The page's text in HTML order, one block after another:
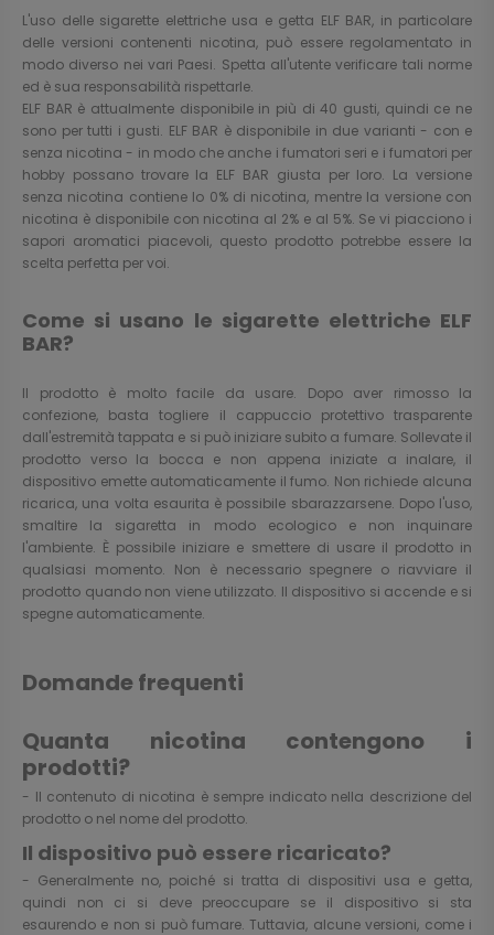
L'uso delle sigarette elettriche usa e getta ELF BAR, in particolare
delle versioni contenenti nicotina, può essere regolamentato in
modo diverso nei vari Paesi. Spetta all'utente verificare tali norme
ed è sua responsabilità rispettarle.
ELF BAR è attualmente disponibile in più di 40 gusti, quindi ce ne
sono per tutti i gusti. ELF BAR è disponibile in due varianti - con e
senza nicotina - in modo che anche i fumatori seri e i fumatori per
hobby possano trovare la ELF BAR giusta per loro. La versione
senza nicotina contiene lo 0% di nicotina, mentre la versione con
nicotina è disponibile con nicotina al 2% e al 5%. Se vi piacciono i
sapori aromatici piacevoli, questo prodotto potrebbe essere la
scelta perfetta per voi.
Come si usano le sigarette elettriche ELF
BAR?
Il prodotto è molto facile da usare. Dopo aver rimosso la
confezione, basta togliere il cappuccio protettivo trasparente
dall'estremità tappata e si può iniziare subito a fumare. Sollevate il
prodotto verso la bocca e non appena iniziate a inalare, il
dispositivo emette automaticamente il fumo. Non richiede alcuna
ricarica, una volta esaurita è possibile sbarazzarsene. Dopo l'uso,
smaltire la sigaretta in modo ecologico e non inquinare
l'ambiente. È possibile iniziare e smettere di usare il prodotto in
qualsiasi momento. Non è necessario spegnere o riavviare il
prodotto quando non viene utilizzato. Il dispositivo si accende e si
spegne automaticamente.
Domande frequenti
Quanta nicotina contengono i
prodotti?
- Il contenuto di nicotina è sempre indicato nella descrizione del
prodotto o nel nome del prodotto.
Il dispositivo può essere ricaricato?
- Generalmente no, poiché si tratta di dispositivi usa e getta,
quindi non ci si deve preoccupare se il dispositivo si sta
esaurendo e non si può fumare. Tuttavia, alcune versioni, come i